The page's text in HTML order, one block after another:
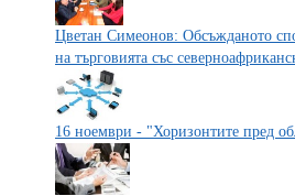
Цветан Симеонов: Обсъжданото
на търговията със
16 ноември - "Хоризонтите пред